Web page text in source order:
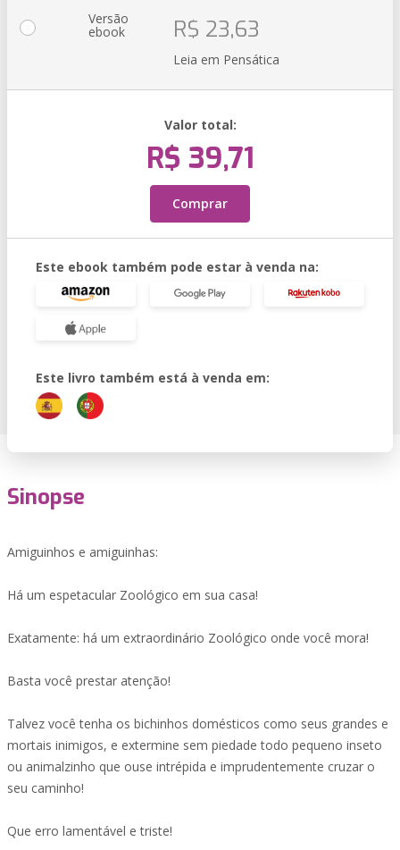
Versão
ebook R$ 23,63
Leia em Pensática
Valor total:
R$ 39,71
Comprar
Este ebook também pode estar à venda na:
Este livro também está à venda em:
Sinopse
Amiguinhos e amiguinhas:
Há um espetacular Zoológico em sua casa!
Exatamente: há um extraordinário Zoológico onde você mora!
Basta você prestar atenção!
Talvez você tenha os bichinhos domésticos como seus grandes e
mortais inimigos, e extermine sem piedade todo pequeno inseto
ou animalzinho que ouse intrépida e imprudentemente cruzar o
seu caminho!
Que erro lamentável e triste!